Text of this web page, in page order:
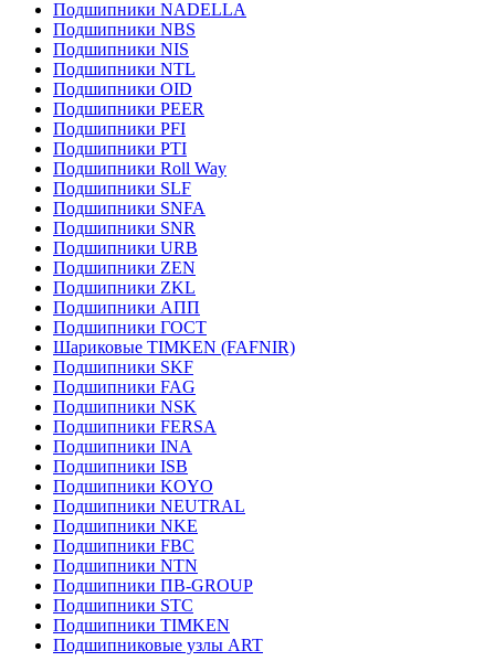
Подшипники NADELLA
Подшипники NBS
Подшипники NIS
Подшипники NTL
Подшипники OID
Подшипники PEER
Подшипники PFI
Подшипники PTI
Подшипники Roll Way
Подшипники SLF
Подшипники SNFA
Подшипники SNR
Подшипники URB
Подшипники ZEN
Подшипники ZKL
Подшипники АПП
Подшипники ГОСТ
Шариковые ТІMKEN (FAFNIR)
Подшипники SKF
Подшипники FAG
Подшипники NSK
Подшипники FERSA
Подшипники INA
Подшипники ISB
Подшипники KOYO
Подшипники NEUTRAL
Подшипники NKE
Подшипники FBC
Подшипники NTN
Подшипники ПВ-GROUP
Подшипники STC
Подшипники TIMKEN
Подшипниковые узлы ART